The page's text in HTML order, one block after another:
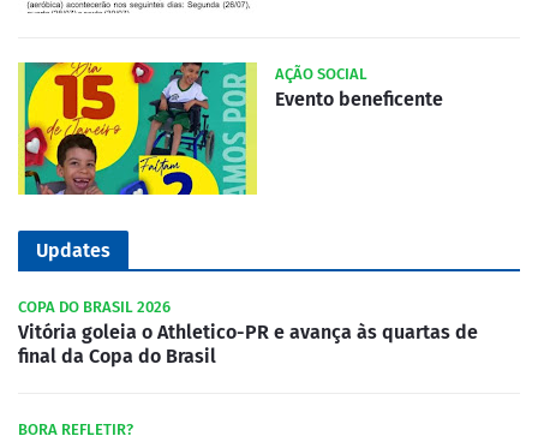
AÇÃO SOCIAL
Evento beneficente
Updates
COPA DO BRASIL 2026
Vitória goleia o Athletico-PR e avança às quartas de
final da Copa do Brasil
BORA REFLETIR?